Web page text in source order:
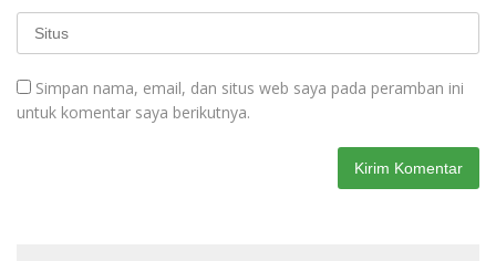
Simpan nama, email, dan situs web saya pada peramban ini
untuk komentar saya berikutnya.